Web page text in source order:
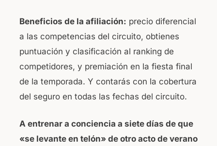
Beneficios de la afiliación: precio diferencial
a las competencias del circuito, obtienes
puntuación y clasificación al ranking de
competidores, y premiación en la fiesta final
de la temporada. Y contarás con la cobertura
del seguro en todas las fechas del circuito.
A entrenar a conciencia a siete días de que
«se levante en telón» de otro acto de verano